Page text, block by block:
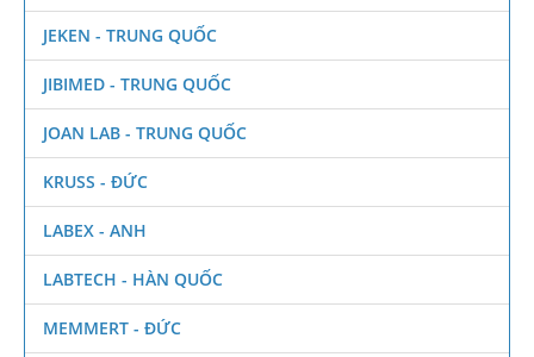
JEKEN - TRUNG QUỐC
JIBIMED - TRUNG QUỐC
JOAN LAB - TRUNG QUỐC
KRUSS - ĐỨC
LABEX - ANH
LABTECH - HÀN QUỐC
MEMMERT - ĐỨC